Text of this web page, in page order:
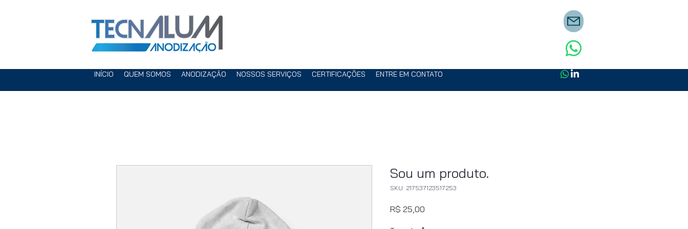
INÍCIO QUEM SOMOS ANODIZAÇÃO NOSSOS SERVIÇOS CERTIFICAÇÕES ENTRE EM CONTATO
Sou um produto.
SKU: 217537123517253
R$ 25,00